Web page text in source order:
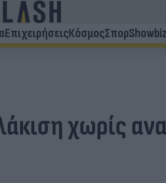
ΕπιχειρήσειςΚόσμοςΣπορShowbiz
χωρίς